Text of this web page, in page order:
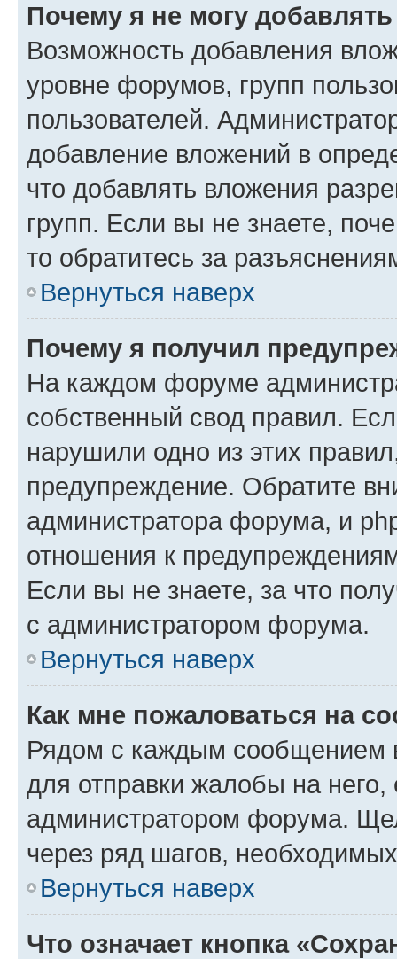
Почему я не могу
Возможность добавления
уровне форумов, групп
пользователей.
добавление вложений в
что добавлять вложения
групп. Если вы не знаете,
то обратитесь за
Вернуться наверх
Почему я получил
На каждом форуме
собственный свод правил.
нарушили одно из этих
предупреждение. Обратите
администратора форума, и
отношения к
Если вы не знаете, за что
с администратором форума.
Вернуться наверх
Как мне пожаловаться на
Рядом с каждым сообщением
для отправки жалобы на
администратором форума.
через ряд шагов,
Вернуться наверх
Что означает кнопка